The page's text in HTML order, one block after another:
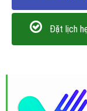
Đặt lịch